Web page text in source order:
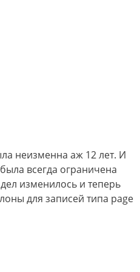
неизменна аж 12 лет. И
всегда ограничена
изменилось и теперь
для записей типа page